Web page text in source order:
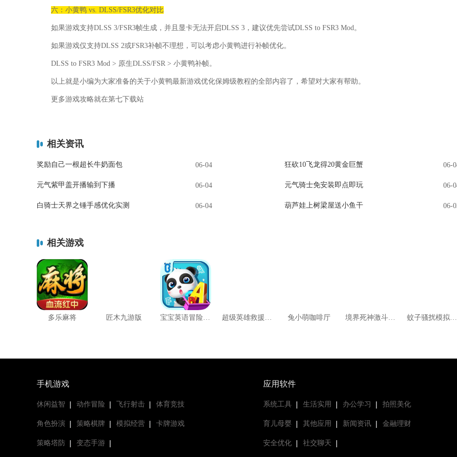
六：小黄鸭 vs. DLSS/FSR3优化对比
如果游戏支持DLSS 3/FSR3帧生成，并且显卡无法开启DLSS 3，建议优先尝试DLSS to FSR3 Mod。
如果游戏仅支持DLSS 2或FSR3补帧不理想，可以考虑小黄鸭进行补帧优化。
DLSS to FSR3 Mod > 原生DLSS/FSR > 小黄鸭补帧。
以上就是小编为大家准备的关于小黄鸭最新游戏优化保姆级教程的全部内容了，希望对大家有帮助。
更多游戏攻略就在第七下载站
相关资讯
奖励自己一根超长牛奶面包 06-04 狂砍10飞龙得20黄金巨蟹 06-
元气紫甲盖开播输到下播 06-04 元气骑士免安装即点即玩 06-
白骑士天界之锤手感优化实测 06-04 葫芦娃上树梁屋送小鱼干 06-
相关游戏
多乐麻将 匠木九游版 宝宝英语冒险最新版(宝宝字母小镇) 超级英雄救援最新版 兔小萌咖啡厅 境界死神激斗小米服 蚊子骚扰模拟器最新版
手机游戏
休闲益智 动作冒险 飞行射击 体育竞技
角色扮演 策略棋牌 模拟经营 卡牌游戏
策略塔防 变态手游
应用软件
系统工具 生活实用 办公学习 拍照美化
育儿母婴 其他应用 新闻资讯 金融理财
安全优化 社交聊天